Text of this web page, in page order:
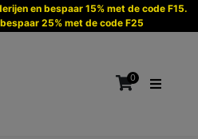
en bespaar 15% met de code F15.
25% met de code F25
0